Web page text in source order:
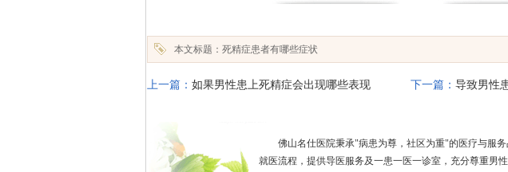
本文标题：死精症患者有哪些症状
上一篇： 如果男性患上死精症会出现哪些表现 下一篇： 导致男性
佛山名仕医院秉承"病患为尊，社区为重"的医疗与服
就医流程，提供导医服务及一患一医一诊室，充分尊重男